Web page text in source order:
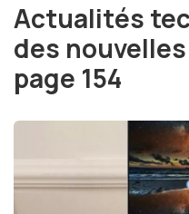
Actualités
des
page 154